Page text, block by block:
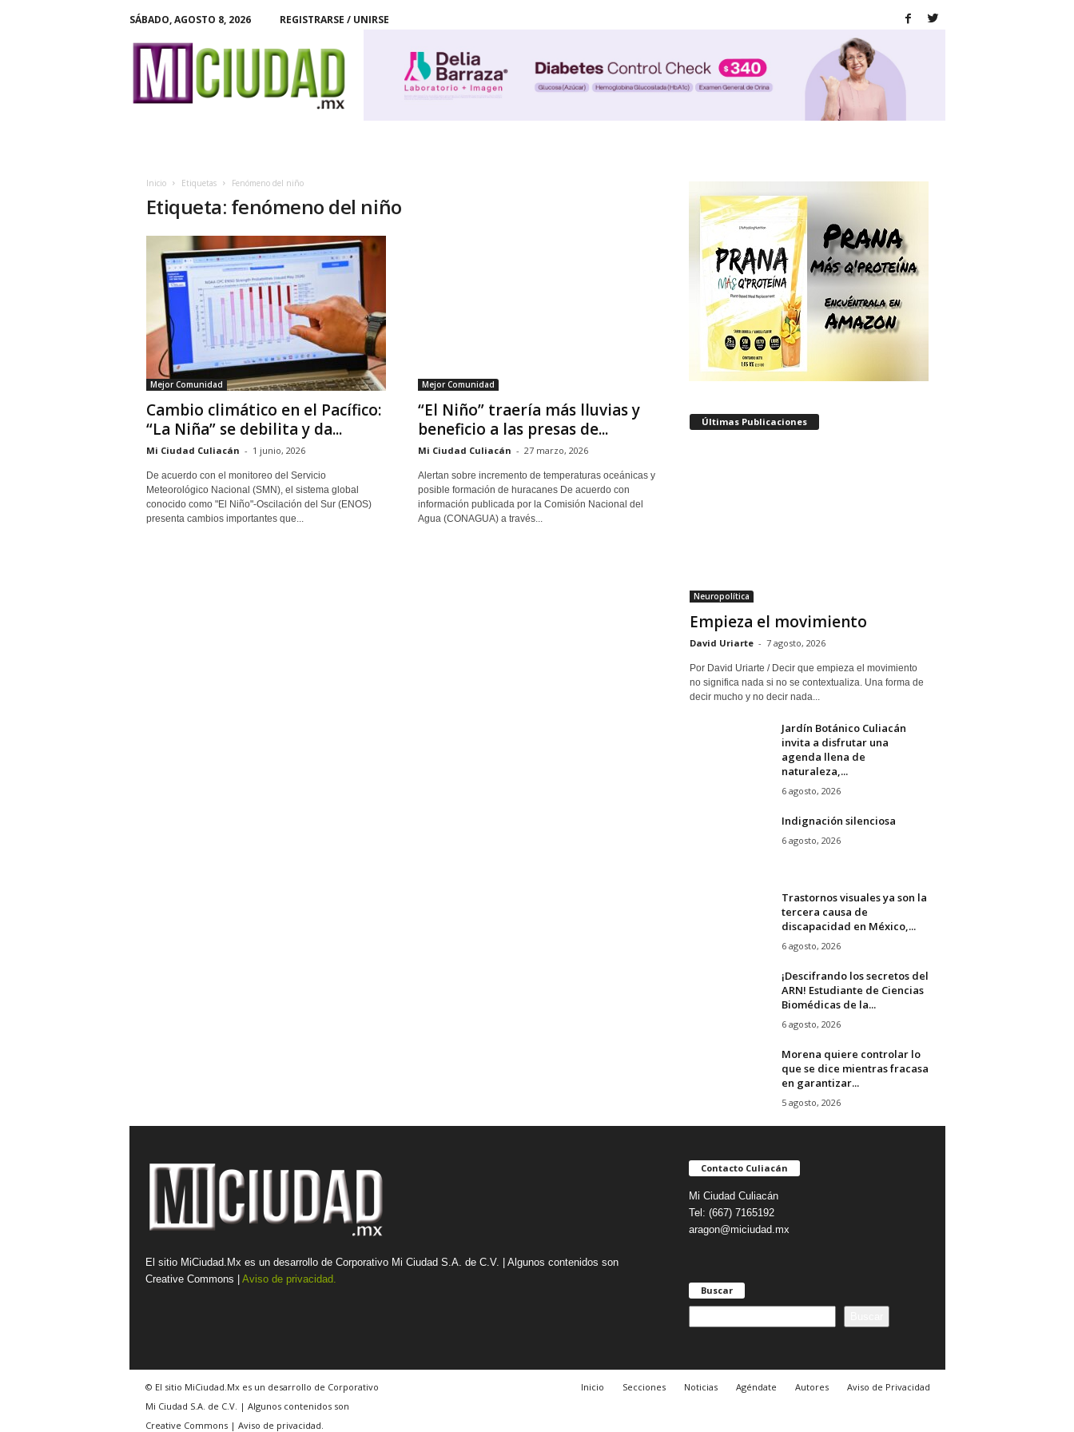
SÁBADO, AGOSTO 8, 2026 REGISTRARSE / UNIRSE
u
Inicio Etiquetas Fenómeno del niño
Etiqueta: fenómeno del niño
Mejor Comunidad
Cambio climático en el Pacífico:
“La Niña” se debilita y da...
Mi Ciudad Culiacán - 1 junio, 2026
De acuerdo con el monitoreo del Servicio
Meteorológico Nacional (SMN), el sistema global
conocido como "El Niño"-Oscilación del Sur (ENOS)
presenta cambios importantes que...
Mejor Comunidad
“El Niño” traería más lluvias y
beneficio a las presas de...
Mi Ciudad Culiacán - 27 marzo, 2026
Alertan sobre incremento de temperaturas oceánicas y
posible formación de huracanes De acuerdo con
información publicada por la Comisión Nacional del
Agua (CONAGUA) a través...
Últimas Publicaciones
Neuropolítica
Empieza el movimiento
David Uriarte - 7 agosto, 2026
Por David Uriarte / Decir que empieza el movimiento
no significa nada si no se contextualiza. Una forma de
decir mucho y no decir nada...
Jardín Botánico Culiacán
invita a disfrutar una
agenda llena de
naturaleza,...
6 agosto, 2026
Indignación silenciosa
6 agosto, 2026
Trastornos visuales ya son la
tercera causa de
discapacidad en México,...
6 agosto, 2026
¡Descifrando los secretos del
ARN! Estudiante de Ciencias
Biomédicas de la...
6 agosto, 2026
Morena quiere controlar lo
que se dice mientras fracasa
en garantizar...
5 agosto, 2026
El sitio MiCiudad.Mx es un desarrollo de Corporativo Mi Ciudad S.A. de C.V. | Algunos contenidos son
Creative Commons | Aviso de privacidad.
Contacto Culiacán
Mi Ciudad Culiacán
Tel: (667) 7165192
aragon@miciudad.mx
Buscar
u
Inicio Secciones Noticias Agéndate Autores Aviso de Privacidad
© El sitio MiCiudad.Mx es un desarrollo de Corporativo
Mi Ciudad S.A. de C.V. | Algunos contenidos son
Creative Commons | Aviso de privacidad.